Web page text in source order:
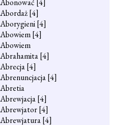
Abonować [4]
Abordaż[4]
Aborygieni[4]
Abowiem[4]
Abowiem
Abrahamita[4]
Abrecja[4]
Abrenuncjacja[4]
Abretia
Abrewjacja[4]
Abrewjator[4]
Abrewjatura[4]